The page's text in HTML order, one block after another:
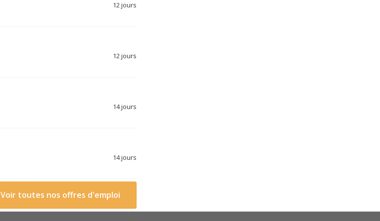
12 jours
12 jours
14 jours
14 jours
Voir toutes nos offres d'emploi